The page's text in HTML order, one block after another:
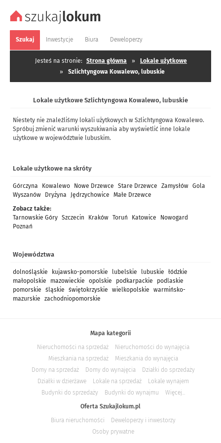
Szukaj Inwestycje Biura Deweloperzy
Jesteś na stronie: Strona główna »
Lokale użytkowe
»
Szlichtyngowa Kowalewo, lubuskie
Lokale użytkowe Szlichtyngowa Kowalewo, lubuskie
Niestety nie znaleźliśmy lokali użytkowych w Szlichtyngowa Kowalewo.
Spróbuj zmienić warunki wyszukiwania aby wyświetlić inne lokale
użytkowe w województwie lubuskim.
Lokale użytkowe na skróty
Górczyna Kowalewo Nowe Drzewce Stare Drzewce Zamysłów Gola
Wyszanów
Dryżyna Jędrzychowice
Małe Drzewce
Zobacz także:
Tarnowskie Góry Szczecin Kraków Toruń Katowice
Nowogard
Poznań
Województwa
dolnośląskie kujawsko-pomorskie lubelskie lubuskie
łódzkie
małopolskie
mazowieckie opolskie podkarpackie
podlaskie
pomorskie
śląskie świętokrzyskie wielkopolskie
warmińsko-
mazurskie
zachodniopomorskie
Mapa kategorii
Nieruchomości na sprzedaż
Nieruchomości do wynajęcia
Mieszkania na sprzedaż
Mieszkania do wynajęcia
Domy na sprzedaż
Domy do wynajęcia
Działki do sprzedaży
Działki w dzierżawe
Lokale na sprzedaż
Lokale wynajem
Budynki do sprzedaży
Budynki do wynajmu
Więcej...
Oferta Szukajlokum.pl
Biura nieruchomości
Deweloperzy i inwestorzy
Osoby prywatne